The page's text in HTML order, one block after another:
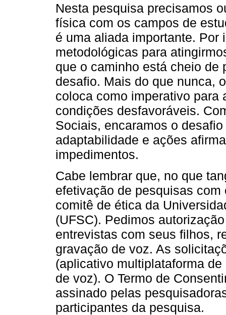
Nesta pesquisa precisamos
física com os campos de
é uma aliada importante. Por
metodológicas para
que o caminho está cheio de
desafio. Mais do que nunca,
coloca como imperativo para
condições desfavoráveis.
Sociais, encaramos o
adaptabilidade e ações
impedimentos.
Cabe lembrar que, no que
efetivação de pesquisas
comitê de ética da
(UFSC). Pedimos
entrevistas com seus filhos,
gravação de voz. As
(aplicativo multiplataforma
de voz). O Termo de
assinado pelas
participantes da pesquisa.